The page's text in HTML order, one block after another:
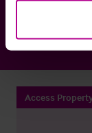
Access